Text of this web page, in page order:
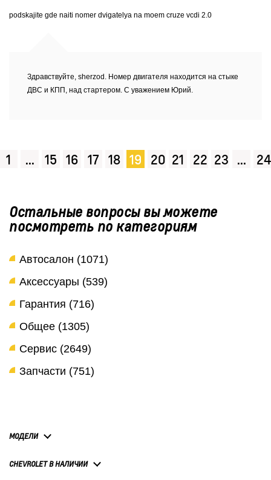
podskajite gde naiti nomer dvigatelya na moem cruze vcdi 2.0
Здравствуйте, sherzod. Номер двигателя находится на стыке
ДВС и КПП, над стартером. С уважением Юрий.
1 ... 15 16 17 18 19 20 21 22 23 ...
Остальные вопросы вы можете
посмотреть по категориям
Автосалон (1071)
Аксессуары (539)
Гарантия (716)
Общее (1305)
Сервис (2649)
Запчасти (751)
МОДЕЛИ
CHEVROLET В НАЛИЧИИ